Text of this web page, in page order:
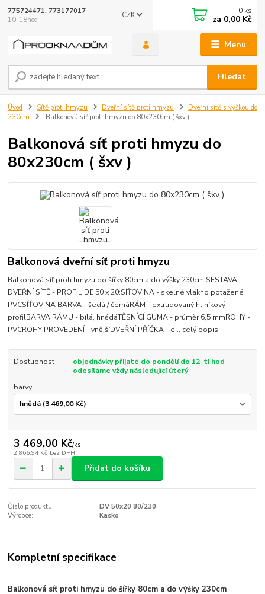
Menu
CZK
Hledat
775724471, 773177017
10-18hod
0 ks
za 0,00 Kč
Úvod Sítě proti hmyzu Dveřní sítě proti hmyzu
Dveřní sítě s výškou do
230cm
Balkonová síť proti hmyzu do 80x230cm ( šxv )
Balkonová síť proti hmyzu do
80x230cm ( šxv )
Balkonová dveřní síť proti hmyzu
Balkonová síť proti hmyzu do šířky 80cm a do výšky 230cm SESTAVA
DVEŘNÍ SÍTĚ - PROFIL DE 50 x 20:SÍŤOVINA - skelné vlákno potažené
PVCSÍŤOVINA BARVA - šedá / černáRÁM - extrudovaný hliníkový
profilBARVA RÁMU - bílá, hnědáTĚSNÍCÍ GUMA - průměr 6,5 mmROHY -
PVCROHY PROVEDENÍ - vnějšíDVEŘNÍ PŘÍČKA - e... celý popis
Dostupnost
objednávky přijaté do pondělí do 12-ti hod
odesíláme vždy následující úterý
barvy
3 469,00 Kč/ks
2 866,94 Kč bez DPH
Přidat do košíku
Číslo produktu:
DV 50x20 80/230
Výrobce:
Kasko
Kompletní specifikace
Balkonová síť proti hmyzu do šířky 80cm a do výšky 230cm